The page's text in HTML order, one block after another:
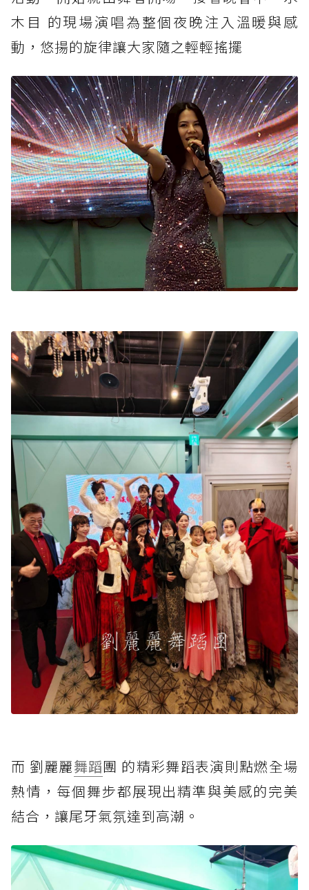
木目 的現場演唱為整個夜晚注入溫暖與感
動，悠揚的旋律讓大家隨之輕輕搖擺
而 劉麗麗舞蹈團 的精彩舞蹈表演則點燃全場
熱情，每個舞步都展現出精準與美感的完美
結合，讓尾牙氣氛達到高潮。